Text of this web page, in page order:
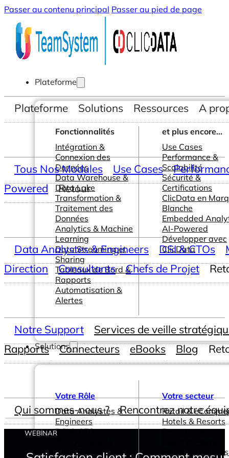
Passer au contenu principal Passer au pied de page
Plateforme
Fonctionnalités
Intégration &
Connexion des
Données
Data Warehouse &
Data Lake
Transformation &
Traitement des
Données
Analytics & Machine
Learning
Data Streaming et
Sharing
Tableaux de Bord &
Rapports
Automatisation &
Alertes
et plus encore...
Use Cases
Performance &
Scalabilité
Sécurité &
Certifications
ClicData en
Blanche
Embedded
AI-Powered
Développer avec
ClicData
Solutions
Votre Rôle
Data Analystes &
Engineers
DSI & CTOs
Direction
Votre secteur
Retail &
Hotels & Resorts
Restaurants
Editeurs
Plateforme Solutions Ressources A
Tous Nos Modules Use Cases
Powered
Retour
Data Analystes & Engineers DSI & CTOs
Direction
Consultants Chefs de Projet
Notre Support
Services de veille
Rapports
Connecteurs eBooks Blog
Qui sommes-nous ? Rencontrez notre
WEBINAR